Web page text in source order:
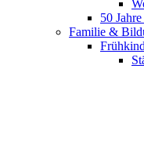
50
Familie &